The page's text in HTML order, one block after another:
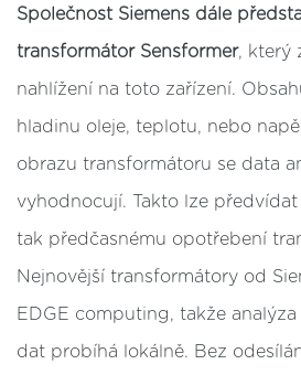
Společnost Siemens dále
transformátor Sensformer, který
nahlížení na toto zařízení.
hladinu oleje, teplotu, nebo
obrazu transformátoru se data
vyhodnocují. Takto lze
tak předčasnému opotřebení
Nejnovější transformátory od
EDGE computing, takže
dat probíhá lokálně. Bez